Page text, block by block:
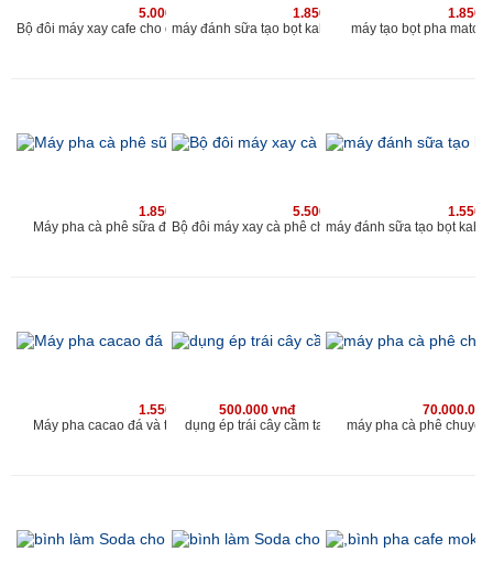
5.000.000 vnđ
1.850.000 vnđ
máy tạo bọt pha
1.850.000 vnđ
Máy pha cà phê sữa đá và cacao sữa đá kahchan
5.500.000 vnđ
1.550.000 vnđ
Máy pha cacao đá và trà sữa đá kahchan EP2178
500.000 vnđ
dụng ép trái cây cầm tay
máy pha cà phê